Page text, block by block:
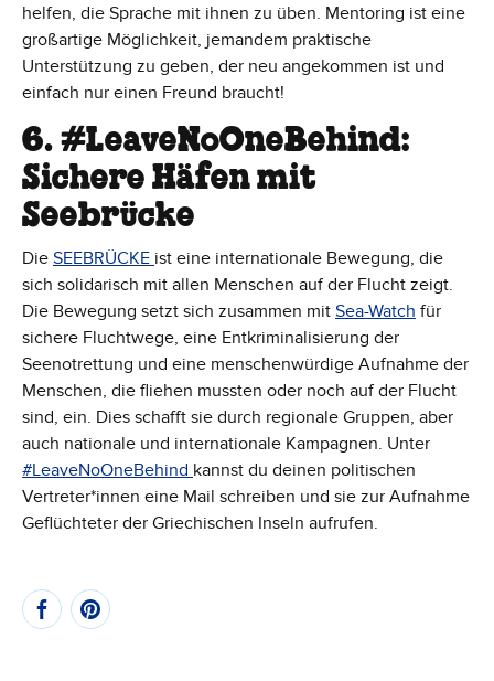
helfen, die Sprache mit ihnen zu üben. Mentoring ist eine
großartige Möglichkeit, jemandem praktische
Unterstützung zu geben, der neu angekommen ist und
einfach nur einen Freund braucht!
6. #LeaveNoOneBehind:
Sichere Häfen mit
Seebrücke
Die SEEBRÜCKE ist eine internationale Bewegung, die
sich solidarisch mit allen Menschen auf der Flucht zeigt.
Die Bewegung setzt sich zusammen mit Sea-Watch für
sichere Fluchtwege, eine Entkriminalisierung der
Seenotrettung und eine menschenwürdige Aufnahme der
Menschen, die fliehen mussten oder noch auf der Flucht
sind, ein. Dies schafft sie durch regionale Gruppen, aber
auch nationale und internationale Kampagnen. Unter
#LeaveNoOneBehind kannst du deinen politischen
Vertreter*innen eine Mail schreiben und sie zur Aufnahme
Geflüchteter der Griechischen Inseln aufrufen.